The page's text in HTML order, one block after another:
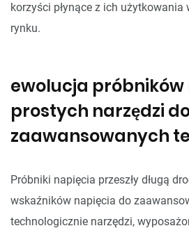
korzyści płynące z ich
rynku.
ewolucja próbników
prostych narzędzi
zaawansowanych
Próbniki napięcia przeszły długą
wskaźników napięcia do
technologicznie narzędzi,